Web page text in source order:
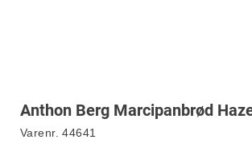
Anthon Berg Marcipanbrød
Varenr. 44641